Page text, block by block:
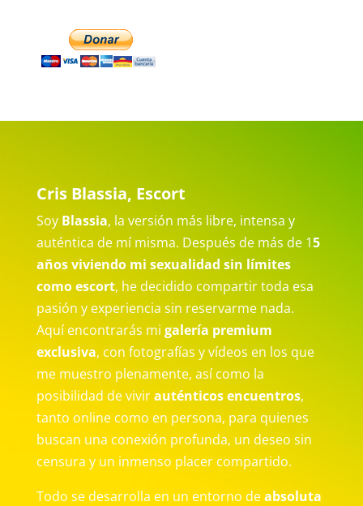
Cris Blassia, Escort
Soy Blassia, la versión más libre, intensa y
auténtica de mí misma. Después de más de 15
años viviendo mi sexualidad sin límites
como escort, he decidido compartir toda esa
pasión y experiencia sin reservarme nada.
Aquí encontrarás mi galería premium
exclusiva, con fotografías y vídeos en los que
me muestro plenamente, así como la
posibilidad de vivirauténticos encuentros,
tanto online como en persona, para quienes
buscan una conexión profunda, un deseo sin
censura y un inmenso placer compartido.
Todo se desarrolla en un entorno deabsoluta